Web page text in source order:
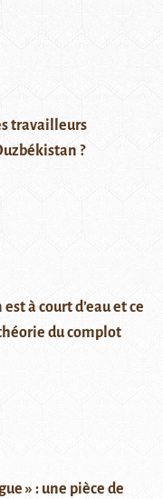
travailleurs
?
est à court d’eau et ce
du complot
» : une pièce de